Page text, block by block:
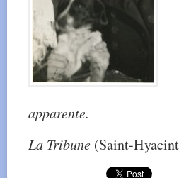
apparente.
La Tribune (Saint-